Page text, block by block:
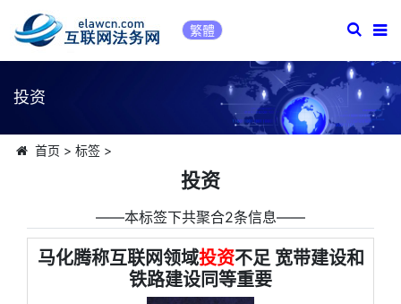
繁體
投资
首页 > 标签>
投资
――本标签下共聚合2条信息――
马化腾称互联网领域投资不足 宽带建设和
铁路建设同等重要